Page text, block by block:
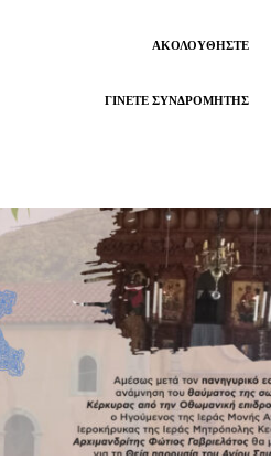
ΑΚΟΛΟΥΘΉΣΤΕ
ΓΊΝΕΤΕ ΣΥΝΔΡΟΜΗΤΉΣ